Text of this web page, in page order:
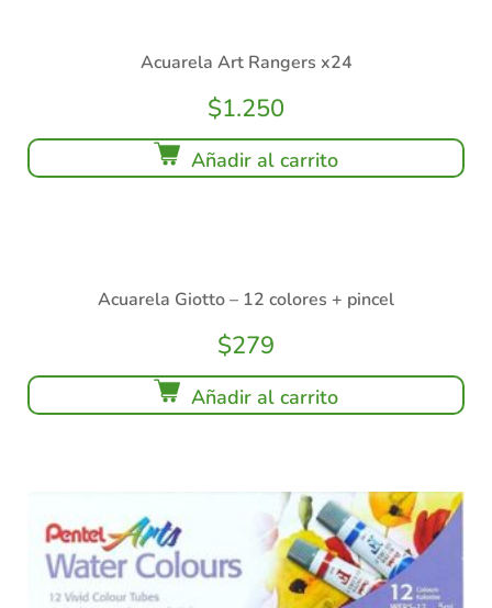
Acuarela Art Rangers x24
$1.250
Añadir al carrito
Acuarela Giotto – 12 colores + pincel
$279
Añadir al carrito